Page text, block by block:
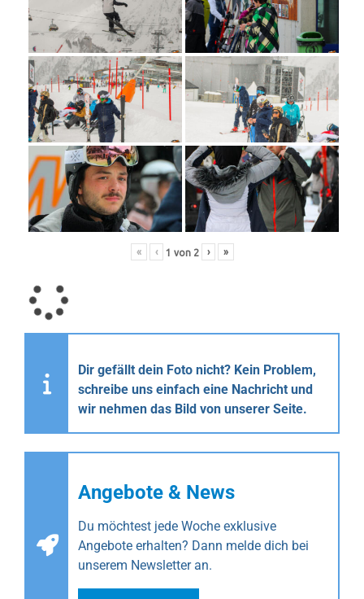
« ‹ 1 von 2 › »
Dir gefällt dein Foto nicht? Kein Problem,
schreibe uns einfach eine Nachricht und
wir nehmen das Bild von unserer Seite.
Angebote & News
Du möchtest jede Woche exklusive
Angebote erhalten? Dann melde dich bei
unserem Newsletter an.